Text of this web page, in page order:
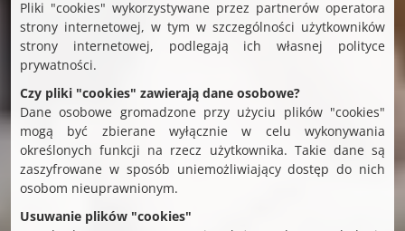
Pliki "cookies" wykorzystywane przez partnerów operatora
strony internetowej, w tym w szczególności użytkowników
strony internetowej, podlegają ich własnej polityce
prywatności.
Czy pliki "cookies" zawierają dane osobowe?
Dane osobowe gromadzone przy użyciu plików "cookies"
mogą być zbierane wyłącznie w celu wykonywania
określonych funkcji na rzecz użytkownika. Takie dane są
zaszyfrowane w sposób uniemożliwiający dostęp do nich
osobom nieuprawnionym.
Usuwanie plików "cookies"